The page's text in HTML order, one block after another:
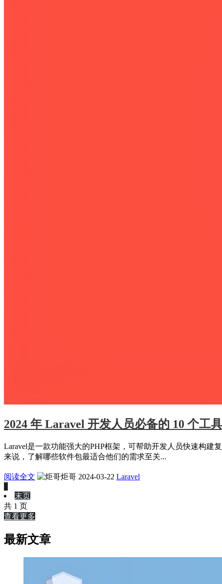
2024 年 Laravel 开发人员必备的 10 个工具
Laravel是一款功能强大的PHP框架，可帮助开发人员快速构建
来说，了解哪些软件包最适合他们的需求至关...
阅读全文 炬哥 2024-03-22 Laravel
1
末页
共 1 页
查看更多
最新文章